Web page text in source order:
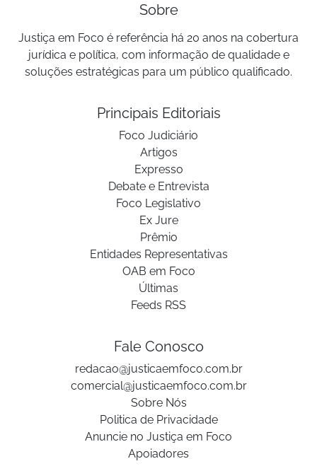
Sobre
Justiça em Foco é referência há 20 anos na cobertura
jurídica e política, com informação de qualidade e
soluções estratégicas para um público qualificado.
Principais Editoriais
Foco Judiciário
Artigos
Expresso
Debate e Entrevista
Foco Legislativo
Ex Jure
Prêmio
Entidades Representativas
OAB em Foco
Últimas
Feeds RSS
Fale Conosco
redacao@justicaemfoco.com.br
comercial@justicaemfoco.com.br
Sobre Nós
Politica de Privacidade
Anuncie no Justiça em Foco
Apoiadores